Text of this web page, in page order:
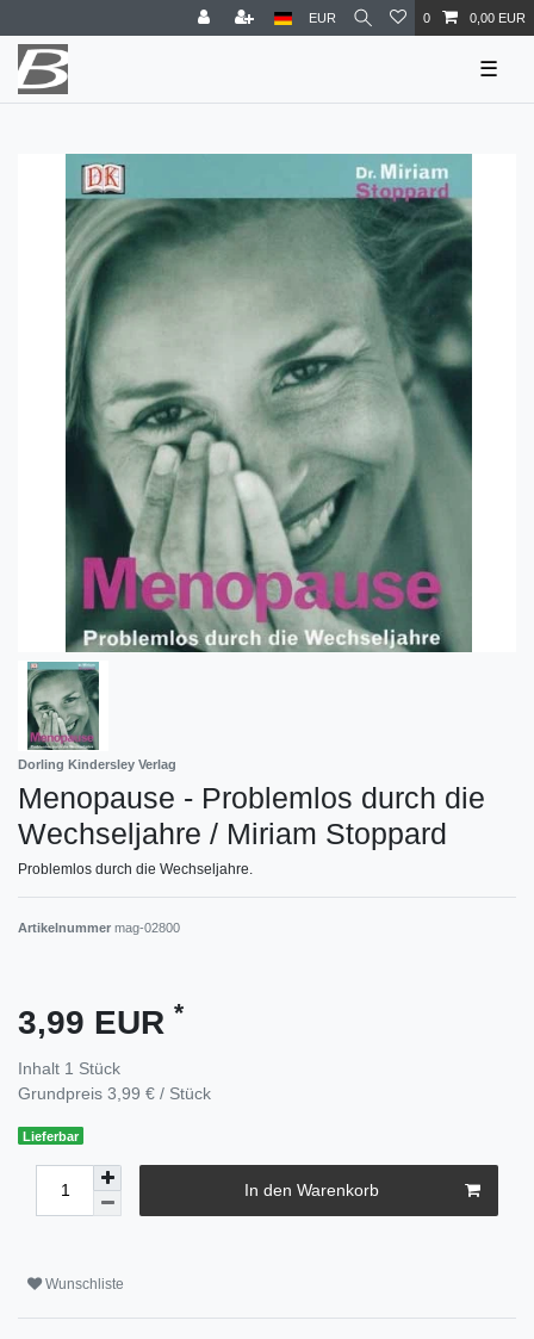
EUR 0 0,00 EUR
☰
Dorling Kindersley Verlag
Menopause - Problemlos durch die
Wechseljahre / Miriam Stoppard
Problemlos durch die Wechseljahre.
Artikelnummer mag-02800
3,99 EUR *
Inhalt 1 Stück
Grundpreis 3,99 € / Stück
Lieferbar
In den Warenkorb
Wunschliste